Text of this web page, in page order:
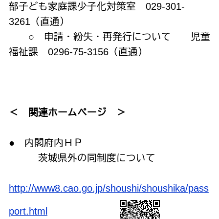
部子ども家庭課少子化対策室 029-301-
3261（直通）
○ 申請・紛失・再発行について 児童
福祉課 0296-75-3156（直通）
＜ 関連ホームページ ＞
● 内閣府内ＨＰ
茨城県外の同制度について
http://www8.cao.go.jp/shoushi/shoushika/pass
port.html